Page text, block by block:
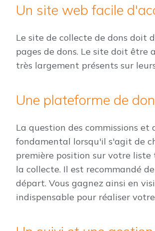
Un site web facile
Le site de collecte de dons doit
pages de dons. Le site doit être
très largement présents sur
Une plateforme de
La question des commissions
fondamental lorsqu'il s'agit de
première position sur votre
la collecte. Il est recommandé
départ. Vous gagnez ainsi en
indispensable pour réaliser